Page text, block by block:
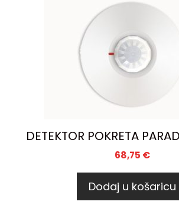
DETEKTOR POKRETA
68,75 €
Dodaj u košaricu